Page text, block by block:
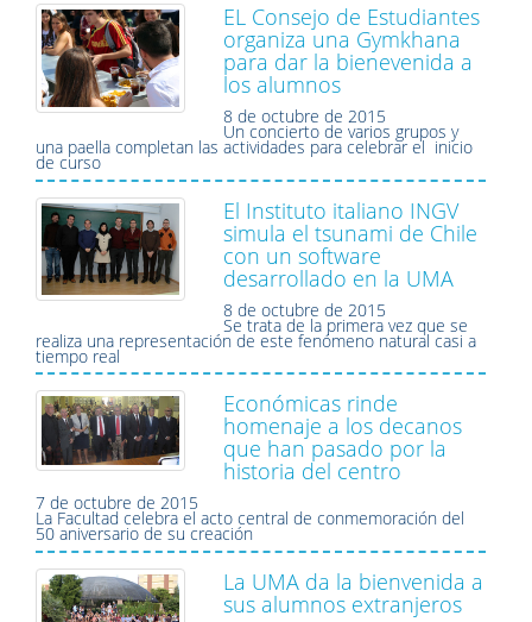
EL Consejo de Estudiantes
organiza una Gymkhana
para dar la bienevenida a
los alumnos
8 de octubre de 2015
Un concierto de varios grupos y
una paella completan las actividades para celebrar el inicio
de curso
El Instituto italiano INGV
simula el tsunami de Chile
con un software
desarrollado en la UMA
8 de octubre de 2015
Se trata de la primera vez que se
realiza una representación de este fenómeno natural casi a
tiempo real
Económicas rinde
homenaje a los decanos
que han pasado por la
historia del centro
7 de octubre de 2015
La Facultad celebra el acto central de conmemoración del
50 aniversario de su creación
La UMA da la bienvenida a
sus alumnos extranjeros